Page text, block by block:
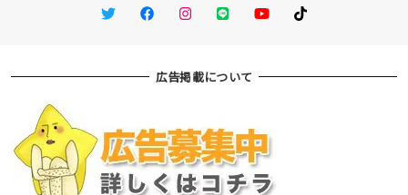
TwitterFacebookInstagram
LINE You TubeTikTok
広告掲載について